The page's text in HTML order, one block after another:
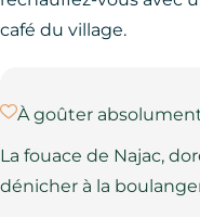
café du village.
À goûter
La fouace de Najac,
dénicher à la